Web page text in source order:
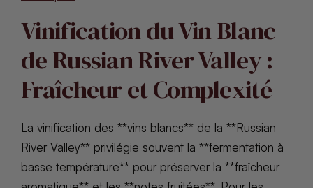
Vinification du Vin Blanc
de Russian River Valley :
Fraîcheur et Complexité
La vinification des **vins blancs** de la **Russian
River Valley** privilégie souvent la **fermentation à
basse température** pour préserver la **fraîcheur